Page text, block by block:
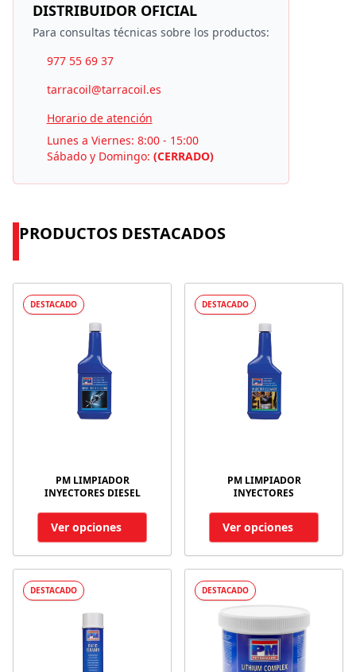
DISTRIBUIDOR OFICIAL
Para consultas técnicas sobre los productos:
977 55 69 37
tarracoil@tarracoil.es
Horario de atención
Lunes a Viernes: 8:00 - 15:00
Sábado y Domingo: (CERRADO)
PRODUCTOS DESTACADOS
DESTACADO
PM LIMPIADOR
INYECTORES DIESEL
Ver opciones
DESTACADO
PM LIMPIADOR
INYECTORES
Ver opciones
DESTACADO DESTACADO